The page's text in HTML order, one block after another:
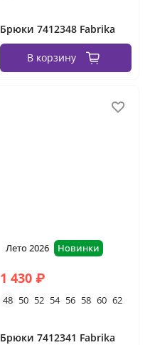
Брюки 7412348 Fabrika
В корзину
Лето 2026 Новинки
1 430 ₽
48 50 52 54 56 58 60 62
Брюки 7412341 Fabrika